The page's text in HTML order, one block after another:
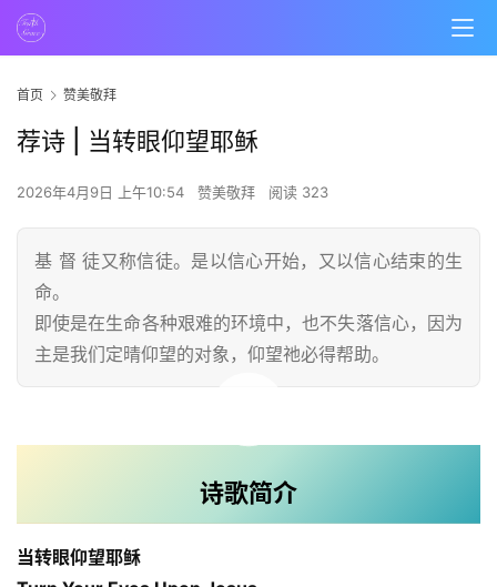
首页 赞美敬拜
荐诗 | 当转眼仰望耶稣
2026年4月9日 上午10:54 赞美敬拜 阅读 323
基 督 徒又称信徒。是以信心开始，又以信心结束的生
命。
即使是在生命各种艰难的环境中，也不失落信心，因为
主是我们定晴仰望的对象，仰望祂必得帮助。
00:00 / 05:01
诗歌简介
当转眼仰望耶稣